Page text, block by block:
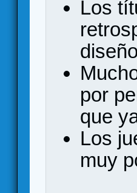
Los
por
que
Los
muy